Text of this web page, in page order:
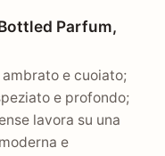
Parfum,
e cuoiato;
e profondo;
lavora su una
e